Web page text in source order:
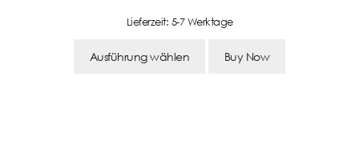
Lieferzeit: 5-7 Werktage
Ausführung wählen Buy Now